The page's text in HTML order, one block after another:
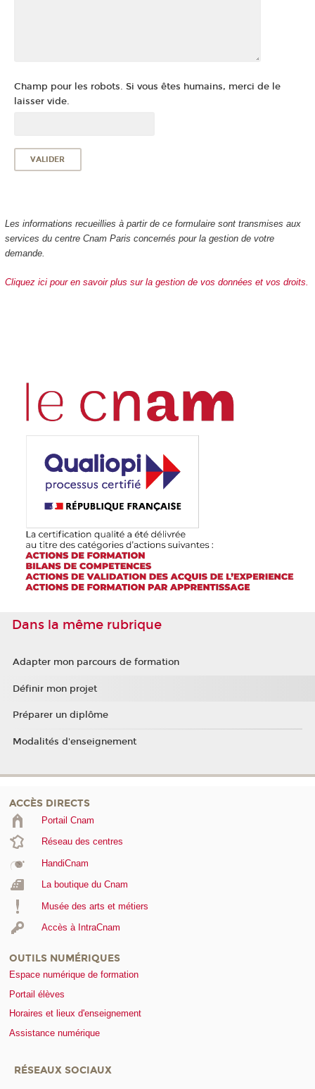
Champ pour les robots. Si vous êtes humains, merci de le
laisser vide.
Les informations recueillies à partir de ce formulaire sont transmises aux
services du centre Cnam Paris concernés pour la gestion de votre
demande.
Cliquez ici pour en savoir plus sur la gestion de vos données et vos droits.
Dans la même rubrique
Adapter mon parcours de formation
Définir mon projet
Préparer un diplôme
Modalités d'enseignement
ACCÈS DIRECTS
Portail Cnam
Réseau des centres
HandiCnam
La boutique du Cnam
Musée des arts et métiers
Accès à IntraCnam
OUTILS NUMÉRIQUES
Espace numérique de formation
Portail élèves
Horaires et lieux d'enseignement
Assistance numérique
RÉSEAUX SOCIAUX